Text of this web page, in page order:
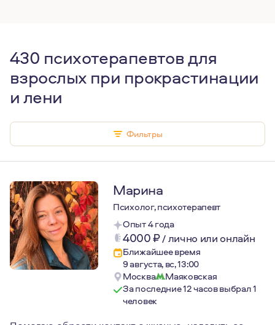
430 психотерапевтов для
взрослых при прокрастинации
и лени
Фильтры
Марина
Психолог, психотерапевт
Опыт 4 года
4000₽/лично или онлайн
Ближайшее время
9 августа, вс, 13:00
Москва
Маяковская
За последние 12 часов выбрал 1
человек